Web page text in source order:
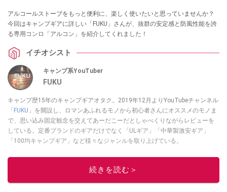
アルコールストーブをもっと便利に、楽しく使いたいと思っていませんか？
今回はキャンプギアに詳しい「FUKU」さんが、抜群の安定感と防風性能を誇
る専用コンロ「アルコン」を紹介してくれました！
イチオシスト
キャンプ系YouTuber
FUKU
キャンプ歴15年のキャンプギアオタク。2019年12月よりYouTubeチャンネル
「FUKU 」を開設し、ロマンあふれるモノから初心者さんにオススメのモノま
で、思い込み固定観念を交えてあーだこーだとしゃべくりながらレビューを
している。定番ブランドのギアだけでなく「ULギア」「中華製激安ギア」
「100均キャンプギア」など様々なジャンルを取り上げている。
このイチオシストの他の記事を読む
続きを読む＞